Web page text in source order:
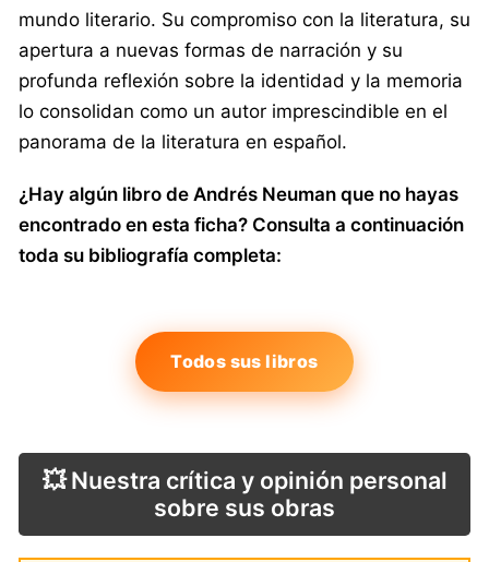
mundo literario. Su compromiso con la literatura, su
apertura a nuevas formas de narración y su
profunda reflexión sobre la identidad y la memoria
lo consolidan como un autor imprescindible en el
panorama de la literatura en español.
¿Hay algún libro de Andrés Neuman que no hayas
encontrado en esta ficha? Consulta a continuación
toda su bibliografía completa:
Todos sus libros
💥 Nuestra crítica y opinión personal
sobre sus obras